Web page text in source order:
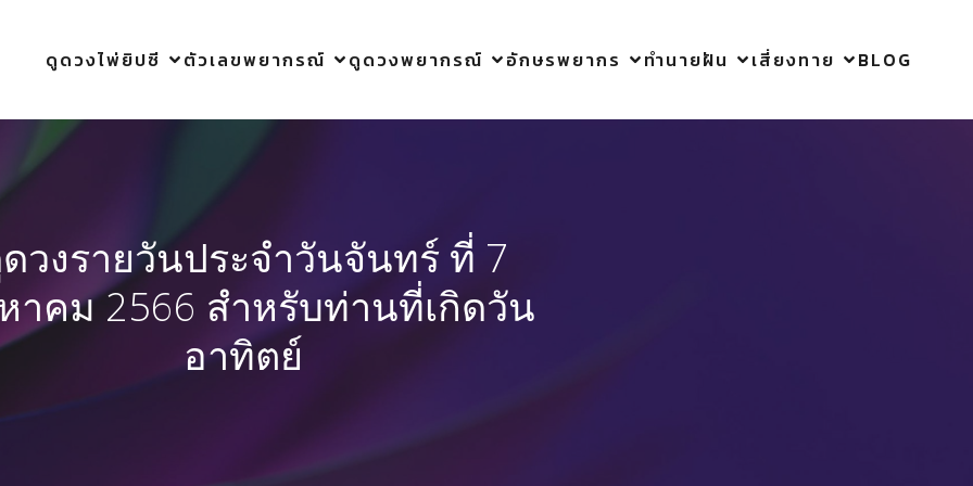
ดูดวงไพ่ยิปซี ตัวเลขพยากรณ์ ดูดวงพยากรณ์ อักษรพยากร ทำนายฝัน เสี่ยงทาย BLOG
วงรายวันประจำวันจันทร์ ที่ 7
าคม 2566 สำหรับท่านที่เกิดวัน
อาทิตย์